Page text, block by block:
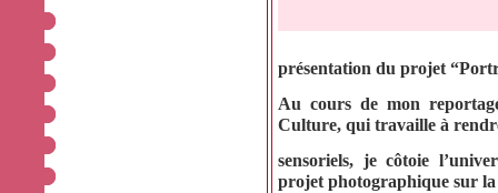
présentation du projet
Au cours de mon
Culture, qui travaille à
sensoriels, je côtoie
projet photographique sur